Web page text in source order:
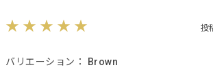
投
バリエーション： Brown